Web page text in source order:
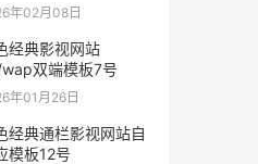
年02月08日
经典影视网站
双端模板7号
年01月26日
经典通栏影视网站自
模板12号